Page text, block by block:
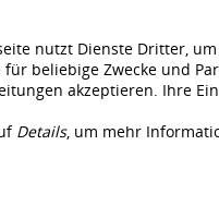
nutzt Dienste Dritter,
für beliebige Zwecke und
akzeptieren. Ihre
Details, um mehr